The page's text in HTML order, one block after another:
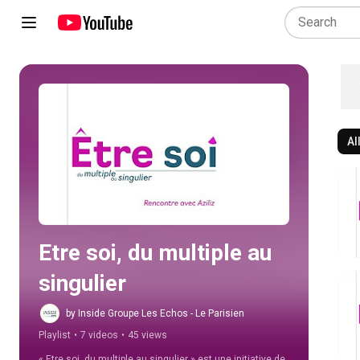
Play all
Etre soi, du multiple au
singulier
by Inside Groupe Les Echos - Le Parisien
Playlist • 7 videos • 45 views
All